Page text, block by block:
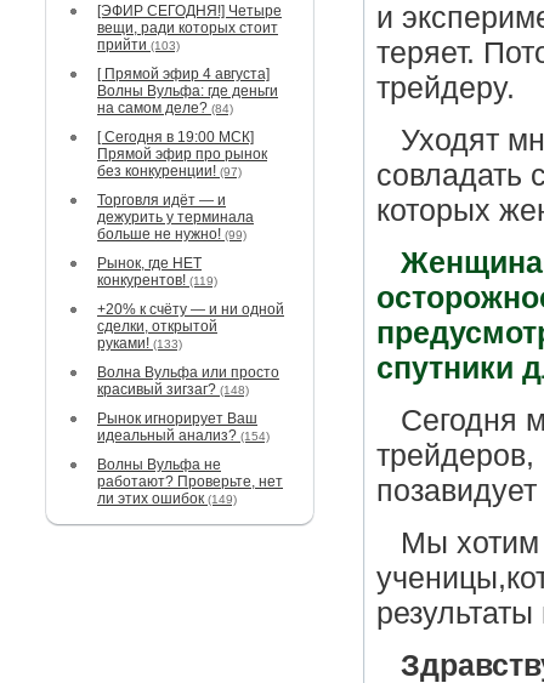
[ЭФИР СЕГОДНЯ!] Четыре
вещи, ради которых стоит
прийти (103)
[ Прямой эфир 4 августа]
Волны Вульфа: где деньги
на самом деле? (84)
[ Сегодня в 19:00 МСК]
Прямой эфир про рынок
без конкуренции! (97)
Торговля идёт — и
дежурить у терминала
больше не нужно! (99)
Рынок, где НЕТ
конкурентов! (119)
+20% к счёту — и ни одной
сделки, открытой
руками! (133)
Волна Вульфа или просто
красивый зигзаг? (148)
Рынок игнорирует Ваш
идеальный анализ? (154)
Волны Вульфа не
работают? Проверьте, нет
ли этих ошибок (149)
и
теряет.
трейдеру.
Уходят
совладать
которых
Женщина
спутники
Сегодня
Мы хотим